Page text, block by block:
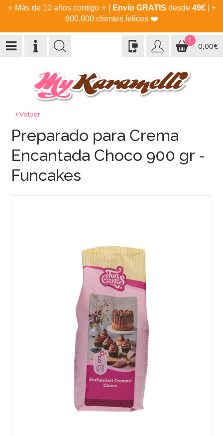
⭐ Más de 10 años contigo ⭐ Envío GRATIS desde 49€| +
600.000 clientes felices ❤️
0
0,00€
Volver
Preparado para Crema
Encantada Choco 900 gr -
Funcakes